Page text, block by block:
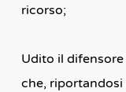
ricorso;
Udito il difensore
che,